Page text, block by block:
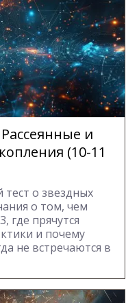
и
(10-11
о звездных
о том, чем
где прячутся
и почему
не встречаются в